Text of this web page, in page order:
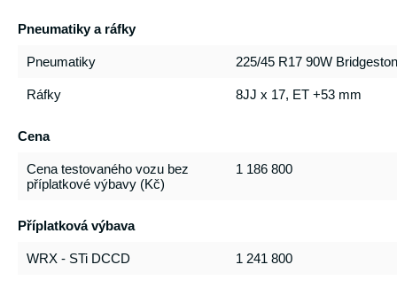
Pneumatiky a ráfky
Pneumatiky 225/45 R17 90W
Ráfky 8JJ x 17, ET +53 mm
Cena
Cena testovaného vozu bez
příplatkové výbavy (Kč)
1 186 800
Příplatková výbava
WRX - STi DCCD 1 241 800